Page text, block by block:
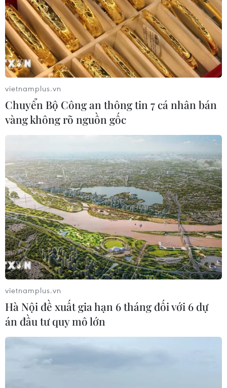
vietnamplus.vn
Chuyển Bộ Công an thông tin 7 cá nhân bán
vàng không rõ nguồn gốc
vietnamplus.vn
Hà Nội đề xuất gia hạn 6 tháng đối với 6 dự
án đầu tư quy mô lớn